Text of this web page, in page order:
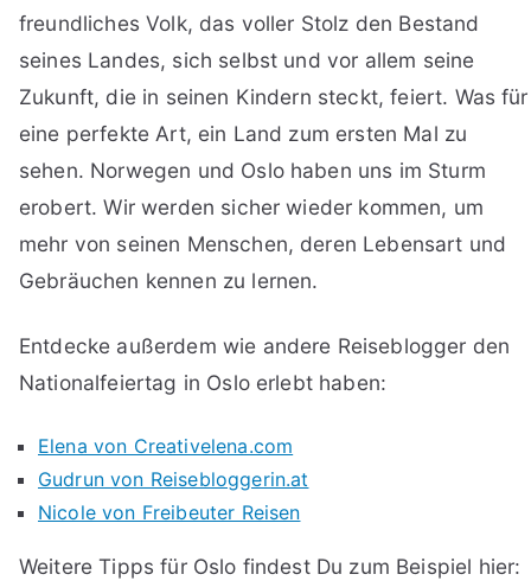
freundliches Volk, das voller Stolz den Bestand
seines Landes, sich selbst und vor allem seine
Zukunft, die in seinen Kindern steckt, feiert. Was für
eine perfekte Art, ein Land zum ersten Mal zu
sehen. Norwegen und Oslo haben uns im Sturm
erobert. Wir werden sicher wieder kommen, um
mehr von seinen Menschen, deren Lebensart und
Gebräuchen kennen zu lernen.
Entdecke außerdem wie andere Reiseblogger den
Nationalfeiertag in Oslo erlebt haben:
Elena von Creativelena.com
Gudrun von Reisebloggerin.at
Nicole von Freibeuter Reisen
Weitere Tipps für Oslo findest Du zum Beispiel hier: